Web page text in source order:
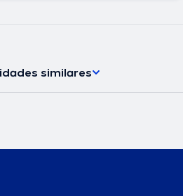
similares